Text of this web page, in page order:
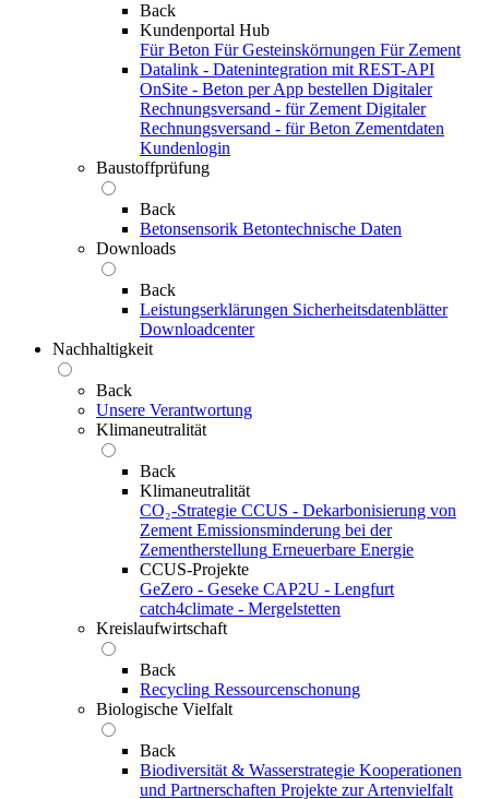
Back
Kundenportal Hub
Für Beton Für Gesteinskörnungen Für Zement
Datalink - Datenintegration mit REST-API
OnSite - Beton per App bestellen Digitaler
Rechnungsversand - für Zement Digitaler
Rechnungsversand - für Beton Zementdaten
Kundenlogin
Baustoffprüfung
Back
Betonsensorik Betontechnische Daten
Downloads
Back
Leistungserklärungen Sicherheitsdatenblätter
Downloadcenter
Nachhaltigkeit
Back
Unsere Verantwortung
Klimaneutralität
Back
Klimaneutralität
CO₂-Strategie CCUS - Dekarbonisierung von
Zement Emissionsminderung bei der
Zementherstellung Erneuerbare Energie
CCUS-Projekte
GeZero - Geseke CAP2U - Lengfurt
catch4climate - Mergelstetten
Kreislaufwirtschaft
Back
Recycling Ressourcenschonung
Biologische Vielfalt
Back
Biodiversität & Wasserstrategie Kooperationen
und Partnerschaften Projekte zur Artenvielfalt